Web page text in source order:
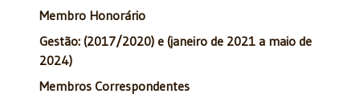
Membro Honorário
Gestão: (2017/2020) e (janeiro de 2021 a maio de
2024)
Membros Correspondentes